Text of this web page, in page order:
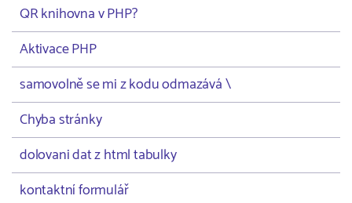
QR knihovna v PHP?
Aktivace PHP
samovolně se mi z kodu odmazává \
Chyba stránky
dolovani dat z html tabulky
kontaktní formulář